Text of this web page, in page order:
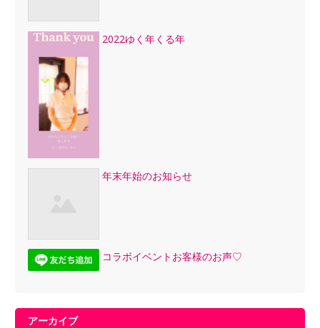
2022ゆく年くる年
年末年始のお知らせ
コラボイベントお客様のお声♡
アーカイブ